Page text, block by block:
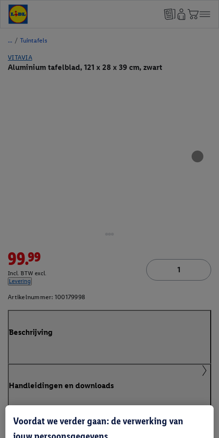
/ Tuintafels
VITAVIA
Aluminium tafelblad, 121 x 28 x 39 cm, zwart
99.99
Incl. BTW excl.
Levering
Artikelnummer: 100179998
Beschrijving
Handleidingen en downloads
Voordat we verder gaan: de verwerking van